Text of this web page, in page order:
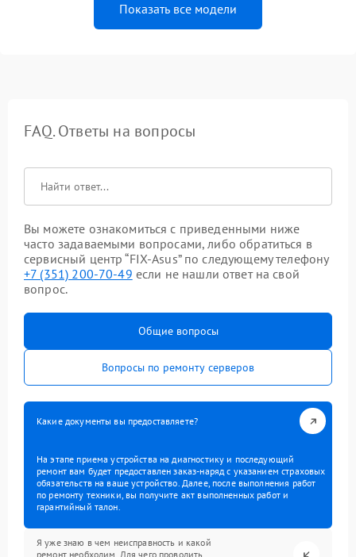
Показать все модели
FAQ. Ответы на вопросы
Вы можете ознакомиться с приведенными ниже
часто задаваемыми вопросами, либо обратиться в
сервисный центр “FIX-Asus” по следующему телефону
+7 (351) 200-70-49 если не нашли ответ на свой
вопрос.
Общие вопросы
Вопросы по ремонту серверов
Какие документы вы предоставляете?
На этапе приема устройства на диагностику и последующий
ремонт вам будет предоставлен заказ-наряд с указанием страховых
обязательств на ваше устройство. Далее, после выполнения работ
по ремонту техники, вы получите акт выполненных работ и
гарантийный талон.
Я уже знаю в чем неисправность и какой
ремонт необходим. Для чего проводить